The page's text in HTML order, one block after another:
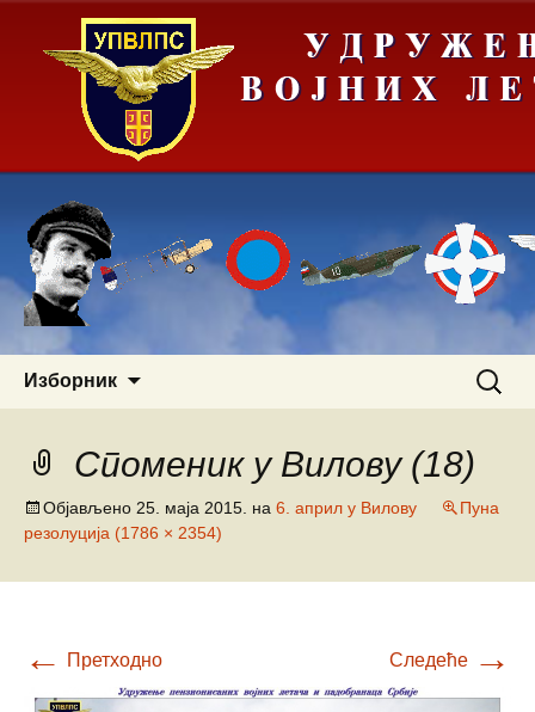
Изборник
Споменик у Вилову (18)
Објављено 25. маја 2015. на 6. април у Вилову
Пуна
резолуција (1786 × 2354)
← Претходно Следеће →